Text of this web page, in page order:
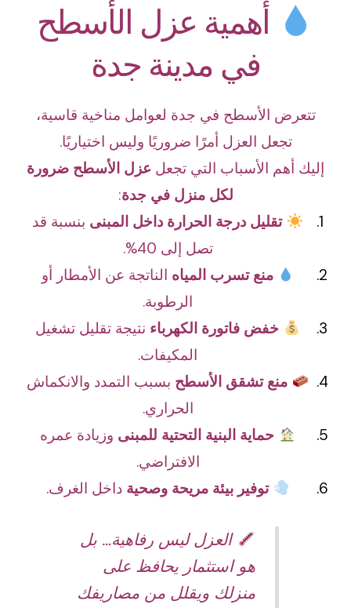
أهمية عزل الأسطح
في مدينة جدة
تتعرض الأسطح في جدة لعوامل مناخية قاسية،
تجعل العزل أمرًا ضروريًا وليس اختياريًا.
إليك أهم الأسباب التي تجعل عزل الأسطح ضرورة
لكل منزل في جدة:
تقليل درجة الحرارة داخل المبنى بنسبة قد
تصل إلى 40%.
منع تسرب المياه الناتجة عن الأمطار أو
الرطوبة.
خفض فاتورة الكهرباء نتيجة تقليل تشغيل
المكيفات.
منع تشقق الأسطح بسبب التمدد والانكماش
الحراري.
حماية البنية التحتية للمبنى وزيادة عمره
الافتراضي.
توفير بيئة مريحة وصحية داخل الغرف.
العزل ليس رفاهية… بل
هو استثمار يحافظ على
منزلك ويقلل من مصاريفك